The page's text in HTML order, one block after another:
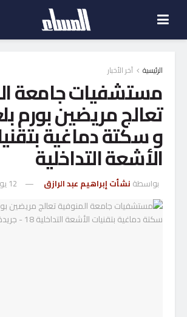
الرئيسية آخر الأخبار
مستشفيات جامعة
تعالج مريضين بورم
و سكتة دماغية
الأشعة التداخلية
بواسطة نشأت إبراهيم عبد الرازق 12 يونيو، 2026